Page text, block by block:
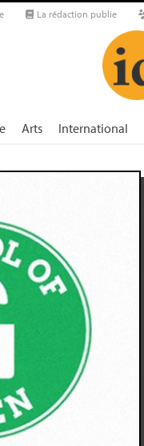
La rédaction publie
Arts International